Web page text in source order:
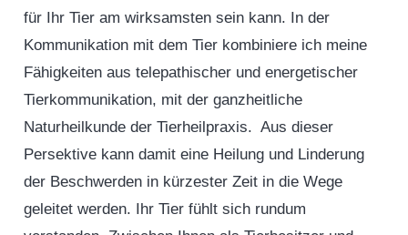
für Ihr Tier am wirksamsten sein kann. In der
Kommunikation mit dem Tier kombiniere ich meine
Fähigkeiten aus telepathischer und energetischer
Tierkommunikation, mit der ganzheitliche
Naturheilkunde der Tierheilpraxis. Aus dieser
Persektive kann damit eine Heilung und Linderung
der Beschwerden in kürzester Zeit in die Wege
geleitet werden. Ihr Tier fühlt sich rundum